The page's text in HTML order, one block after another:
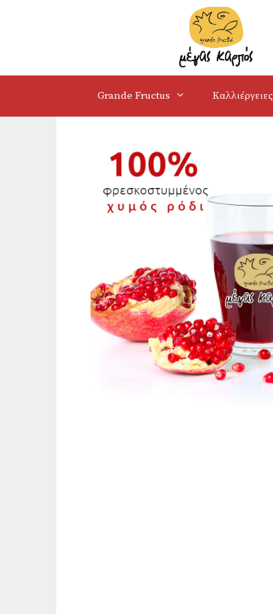
Grande Fructus Καλλιέργειες
Η εταιρεία μας